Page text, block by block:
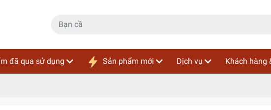
đã qua sử dụng Sản phẩm mới Dịch vụ Khách hàng